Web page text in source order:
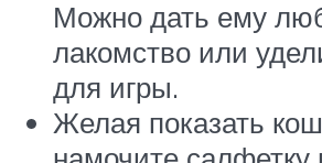
Можно дать ему
лакомство или
для игры.
Желая показать